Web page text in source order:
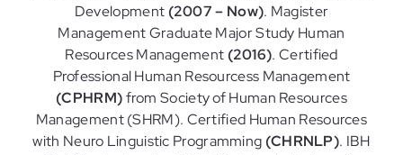
Development (2007 – Now). Magister
Management Graduate Major Study Human
Resources Management (2016). Certified
Professional Human Resourcess Management
(CPHRM)from Society of Human Resources
Management (SHRM). Certified Human Resources
with Neuro Linguistic Programming (CHRNLP). IBH